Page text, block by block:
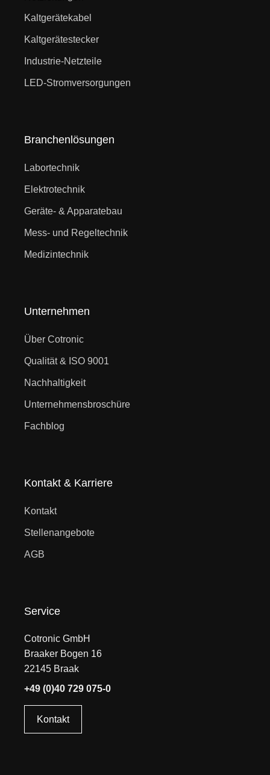
Kaltgerätekabel
Kaltgerätestecker
Industrie-Netzteile
LED-Stromversorgungen
Branchenlösungen
Labortechnik
Elektrotechnik
Geräte- & Apparatebau
Mess- und Regeltechnik
Medizintechnik
Unternehmen
Über Cotronic
Qualität & ISO 9001
Nachhaltigkeit
Unternehmensbroschüre
Fachblog
Kontakt & Karriere
Kontakt
Stellenangebote
AGB
Service
Cotronic GmbH
Braaker Bogen 16
22145 Braak
+49 (0)40 729 075-0
Kontakt